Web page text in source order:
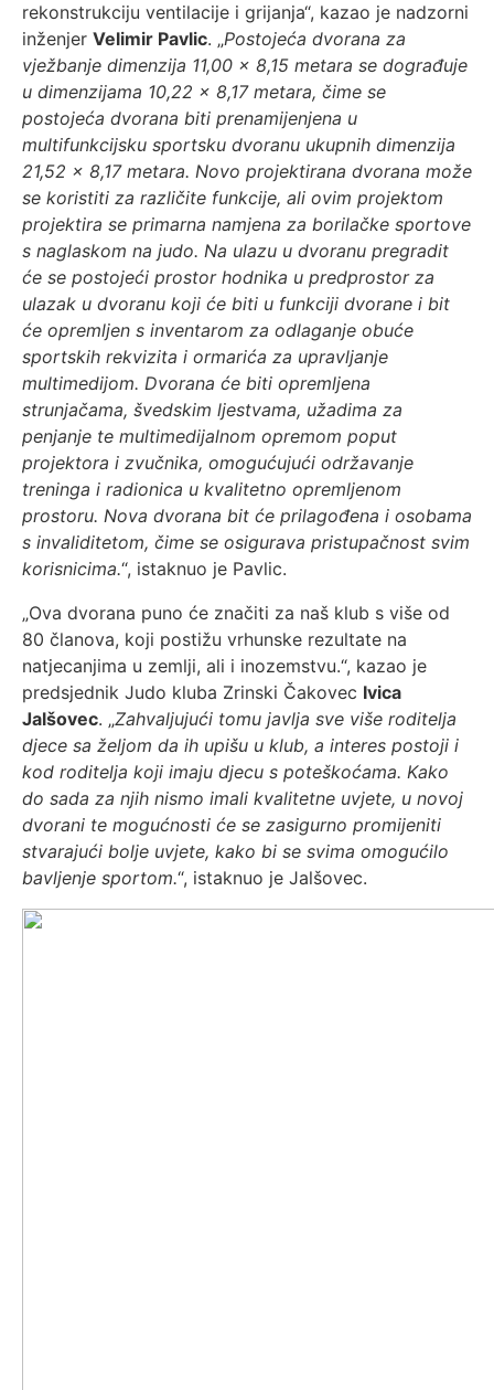
rekonstrukciju ventilacije i grijanja“, kazao je nadzorni
inženjer Velimir Pavlic. „Postojeća dvorana za
vježbanje dimenzija 11,00 x 8,15 metara se dograđuje
u dimenzijama 10,22 x 8,17 metara, čime se
postojeća dvorana biti prenamijenjena u
multifunkcijsku sportsku dvoranu ukupnih dimenzija
21,52 x 8,17 metara. Novo projektirana dvorana može
se koristiti za različite funkcije, ali ovim projektom
projektira se primarna namjena za borilačke sportove
s naglaskom na judo. Na ulazu u dvoranu pregradit
će se postojeći prostor hodnika u predprostor za
ulazak u dvoranu koji će biti u funkciji dvorane i bit
će opremljen s inventarom za odlaganje obuće
sportskih rekvizita i ormarića za upravljanje
multimedijom. Dvorana će biti opremljena
strunjačama, švedskim ljestvama, užadima za
penjanje te multimedijalnom opremom poput
projektora i zvučnika, omogućujući održavanje
treninga i radionica u kvalitetno opremljenom
prostoru. Nova dvorana bit će prilagođena i osobama
s invaliditetom, čime se osigurava pristupačnost svim
korisnicima.“, istaknuo je Pavlic.
„Ova dvorana puno će značiti za naš klub s više od
80 članova, koji postižu vrhunske rezultate na
natjecanjima u zemlji, ali i inozemstvu.“, kazao je
predsjednik Judo kluba Zrinski Čakovec Ivica
Jalšovec. „Zahvaljujući tomu javlja sve više roditelja
djece sa željom da ih upišu u klub, a interes postoji i
kod roditelja koji imaju djecu s poteškoćama. Kako
do sada za njih nismo imali kvalitetne uvjete, u novoj
dvorani te mogućnosti će se zasigurno promijeniti
stvarajući bolje uvjete, kako bi se svima omogućilo
bavljenje sportom.“, istaknuo je Jalšovec.